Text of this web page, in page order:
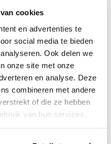
cookies
en advertenties te
social media te bieden
Ook delen we
onze site met onze
en analyse. Deze
combineren met andere
of die ze hebben
van hun services.
hot en Urban Nails
de volgende stappen voor
voor mooiste chrome-effect
zwart);
hard deze uit; (2 minuten
je op natuurlijke nagel